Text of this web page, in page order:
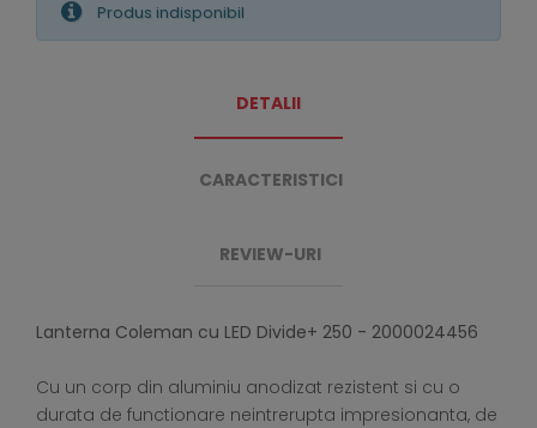
Produs indisponibil
DETALII
CARACTERISTICI
REVIEW-URI
Lanterna Coleman cu LED Divide+ 250 - 2000024456
Cu un corp din aluminiu anodizat rezistent si cu o
durata de functionare neintrerupta impresionanta, de